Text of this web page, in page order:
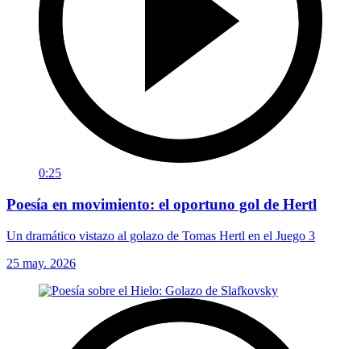
0:25
Poesía en movimiento: el oportuno gol de Hertl
Un dramático vistazo al golazo de Tomas Hertl en el Juego 3
25 may. 2026